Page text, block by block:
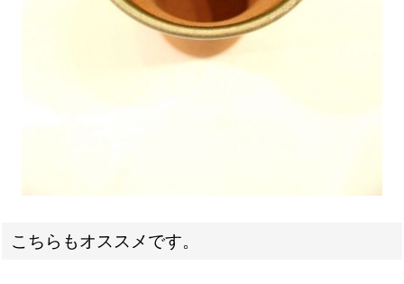
こちらもオススメです。